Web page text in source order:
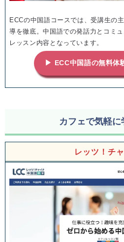
ECCの中国語コースでは、受講生の
導を徹底。中国語での発話力とコミ
レッスン内容となっています。
▶ ECC中国語の無料体
カフェで気軽に
レッツ！チ